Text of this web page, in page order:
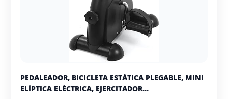
PEDALEADOR, BICICLETA ESTÁTICA PLEGABLE, MINI
ELÍPTICA ELÉCTRICA, EJERCITADOR...